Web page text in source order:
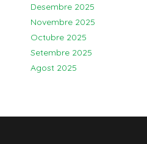
Desembre 2025
Novembre 2025
Octubre 2025
Setembre 2025
Agost 2025